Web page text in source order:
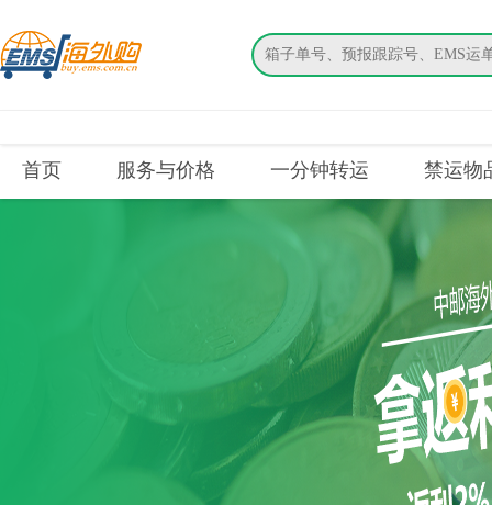
搜索
首页 服务与价格 一分钟转运 禁运物